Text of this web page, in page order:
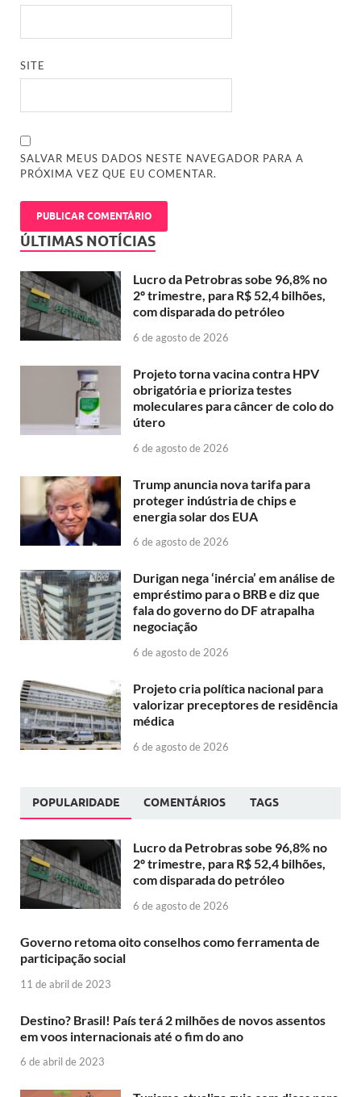
SITE
SALVAR MEUS DADOS NESTE NAVEGADOR PARA A
PRÓXIMA VEZ QUE EU COMENTAR.
ÚLTIMAS NOTÍCIAS
Lucro da Petrobras sobe 96,8% no
2º trimestre, para R$ 52,4 bilhões,
com disparada do petróleo
6 de agosto de 2026
Projeto torna vacina contra HPV
obrigatória e prioriza testes
moleculares para câncer de colo do
útero
6 de agosto de 2026
Trump anuncia nova tarifa para
proteger indústria de chips e
energia solar dos EUA
6 de agosto de 2026
Durigan nega ‘inércia’ em análise de
empréstimo para o BRB e diz que
fala do governo do DF atrapalha
negociação
6 de agosto de 2026
Projeto cria política nacional para
valorizar preceptores de residência
médica
6 de agosto de 2026
POPULARIDADE COMENTÁRIOS TAGS
Lucro da Petrobras sobe 96,8% no
2º trimestre, para R$ 52,4 bilhões,
com disparada do petróleo
6 de agosto de 2026
Governo retoma oito conselhos como ferramenta de
participação social
11 de abril de 2023
Destino? Brasil! País terá 2 milhões de novos assentos
em voos internacionais até o fim do ano
6 de abril de 2023